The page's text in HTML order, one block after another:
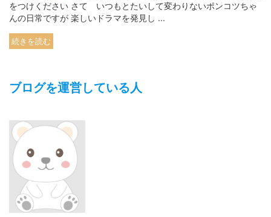
をつけください さて いつもとたいして変わりないポンコツちゃ
んの日常ですが 楽しいドラマを発見し ...
続きを読む
ブログを運営している人